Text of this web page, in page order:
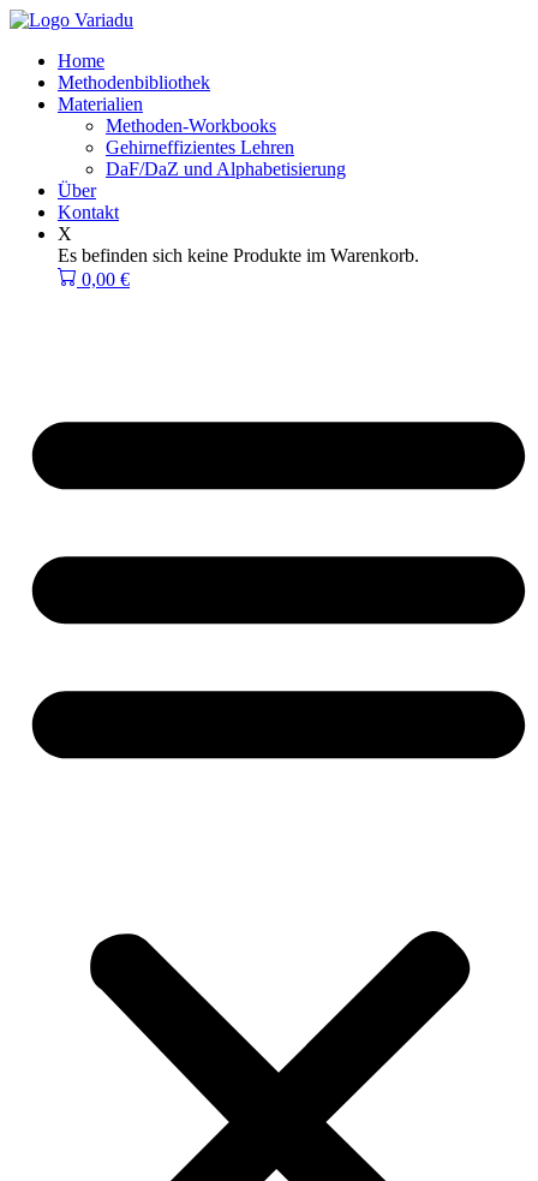
Zum
springenHome
Methodenbibliothek
Materialien
Methoden-Workbooks
Gehirneffizientes Lehren
DaF/DaZ und Alphabetisierung
Über
Kontakt
X
Es befinden sich keine Produkte im Warenkorb.
0,00 €